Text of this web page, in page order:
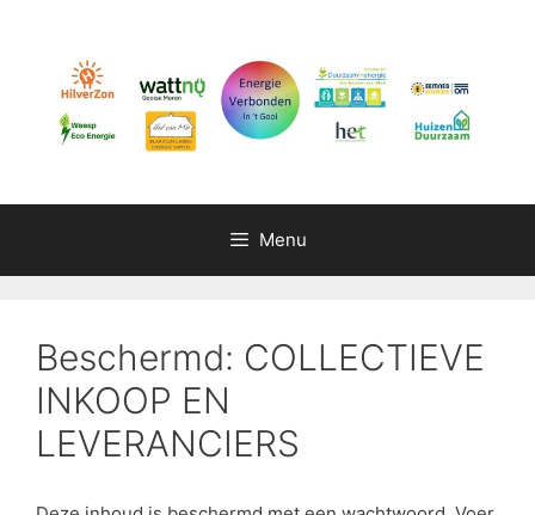
Menu
Beschermd: COLLECTIEVE
INKOOP EN
LEVERANCIERS